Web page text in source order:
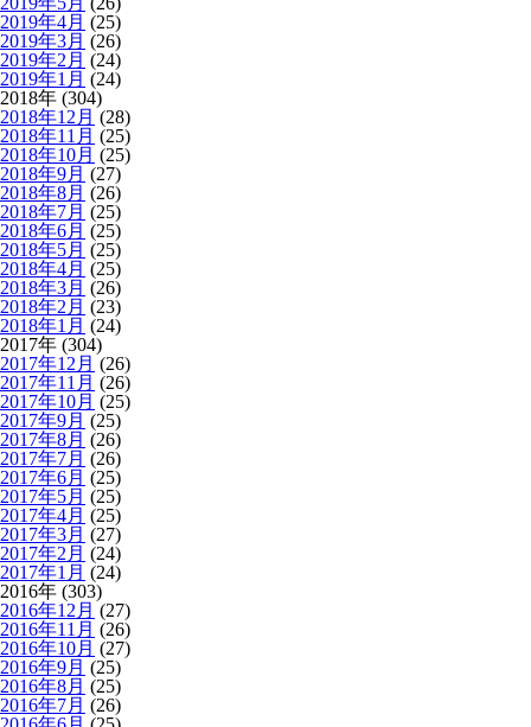
2019年4月 (25)
2019年3月 (26)
2019年2月 (24)
2019年1月 (24)
2018年 (304)
2018年12月 (28)
2018年11月 (25)
2018年10月 (25)
2018年9月 (27)
2018年8月 (26)
2018年7月 (25)
2018年6月 (25)
2018年5月 (25)
2018年4月 (25)
2018年3月 (26)
2018年2月 (23)
2018年1月 (24)
2017年 (304)
2017年12月 (26)
2017年11月 (26)
2017年10月 (25)
2017年9月 (25)
2017年8月 (26)
2017年7月 (26)
2017年6月 (25)
2017年5月 (25)
2017年4月 (25)
2017年3月 (27)
2017年2月 (24)
2017年1月 (24)
2016年 (303)
2016年12月 (27)
2016年11月 (26)
2016年10月 (27)
2016年9月 (25)
2016年8月 (25)
2016年7月 (26)